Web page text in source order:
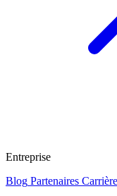
Entreprise
Blog Partenaires